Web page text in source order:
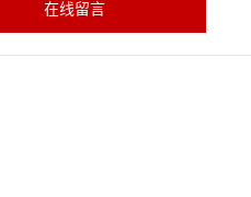
在线留言